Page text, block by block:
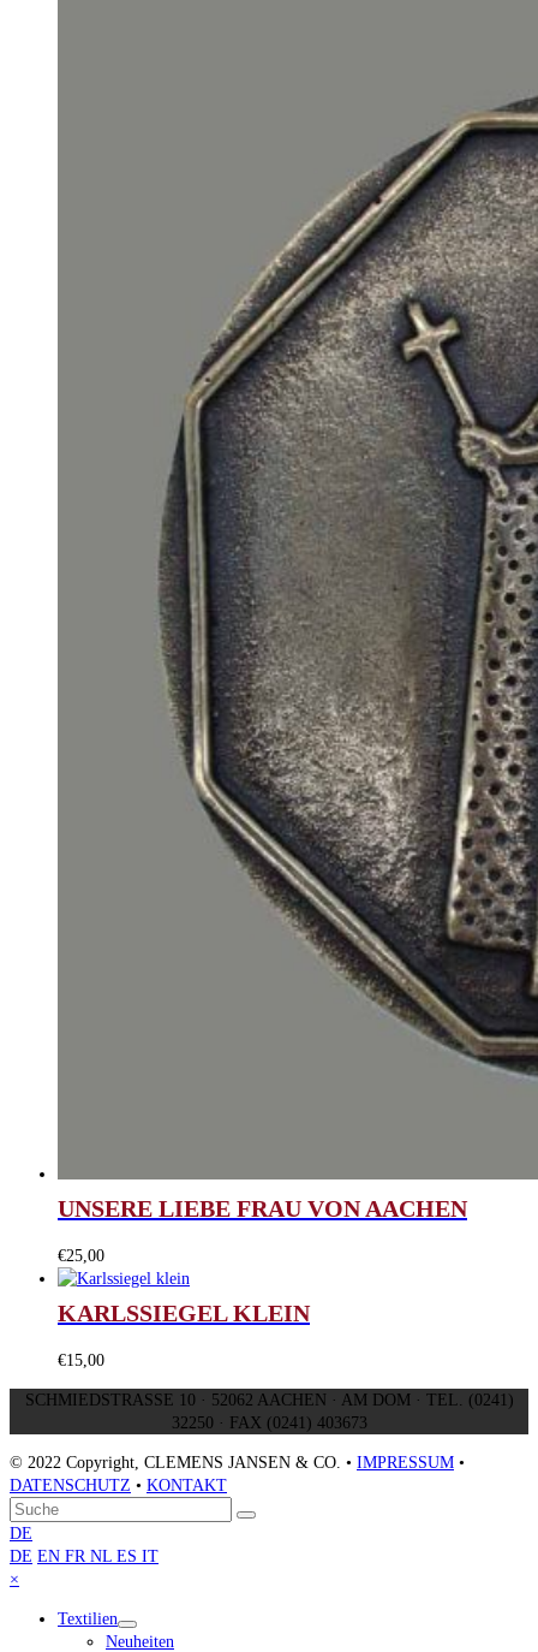
UNSERE LIEBE FRAU VON AACHEN
€25,00
KARLSSIEGEL KLEIN
€15,00
SCHMIEDSTRASSE 10 · 52062 AACHEN · AM DOM · TEL. (0241)
32250 · FAX (0241) 403673
© 2022 Copyright, CLEMENS JANSEN & CO. • IMPRESSUM •
DATENSCHUTZ • KONTAKT
An
den
Anfang
scrollen
Suche
Senden
DE
DE EN FR NL ES IT
×
menu
Textilien
Neuheiten